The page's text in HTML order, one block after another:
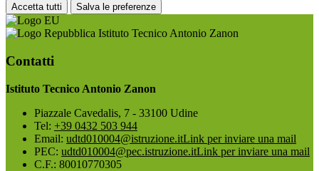
Accetta tutti Salva le preferenze
Istituto Tecnico Antonio Zanon
Contatti
Istituto Tecnico Antonio Zanon
Piazzale Cavedalis, 7 - 33100 Udine
Tel: +39 0432 503 944
Email: udtd010004@istruzione.itLink per inviare una mail
PEC: udtd010004@pec.istruzione.itLink per inviare una mail
C.F.: 80010770305